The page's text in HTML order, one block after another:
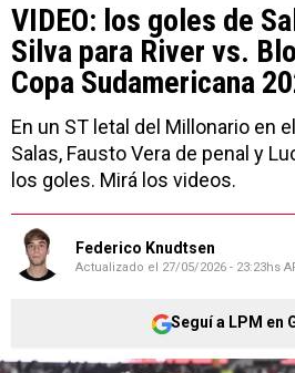
VIDEO: los goles de
Silva para River vs.
Copa Sudamericana
En un ST letal del Millonario en
Salas, Fausto Vera de penal y
los goles. Mirá los videos.
Federico Knudtsen
Actualizado el 27/05/2026 - 23:23hs
Seguí a LPM en